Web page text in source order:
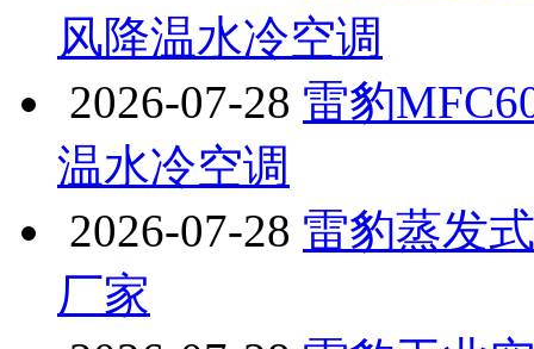
风降温水冷空调
2026-07-28 雷豹
温水冷空调
2026-07-28 雷豹蒸发
厂家